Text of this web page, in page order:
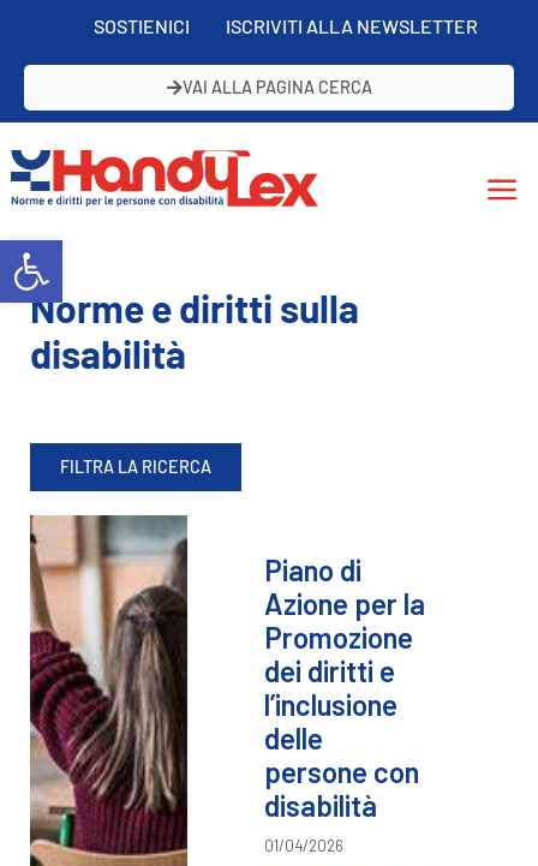
Open toolbar
SOSTIENICI ISCRIVITI ALLA NEWSLETTER
VAI ALLA PAGINA CERCA
Norme e diritti sulla
disabilità
FILTRA LA RICERCA
Piano di
Azione per la
Promozione
dei diritti e
l’inclusione
delle
persone con
disabilità
01/04/2026